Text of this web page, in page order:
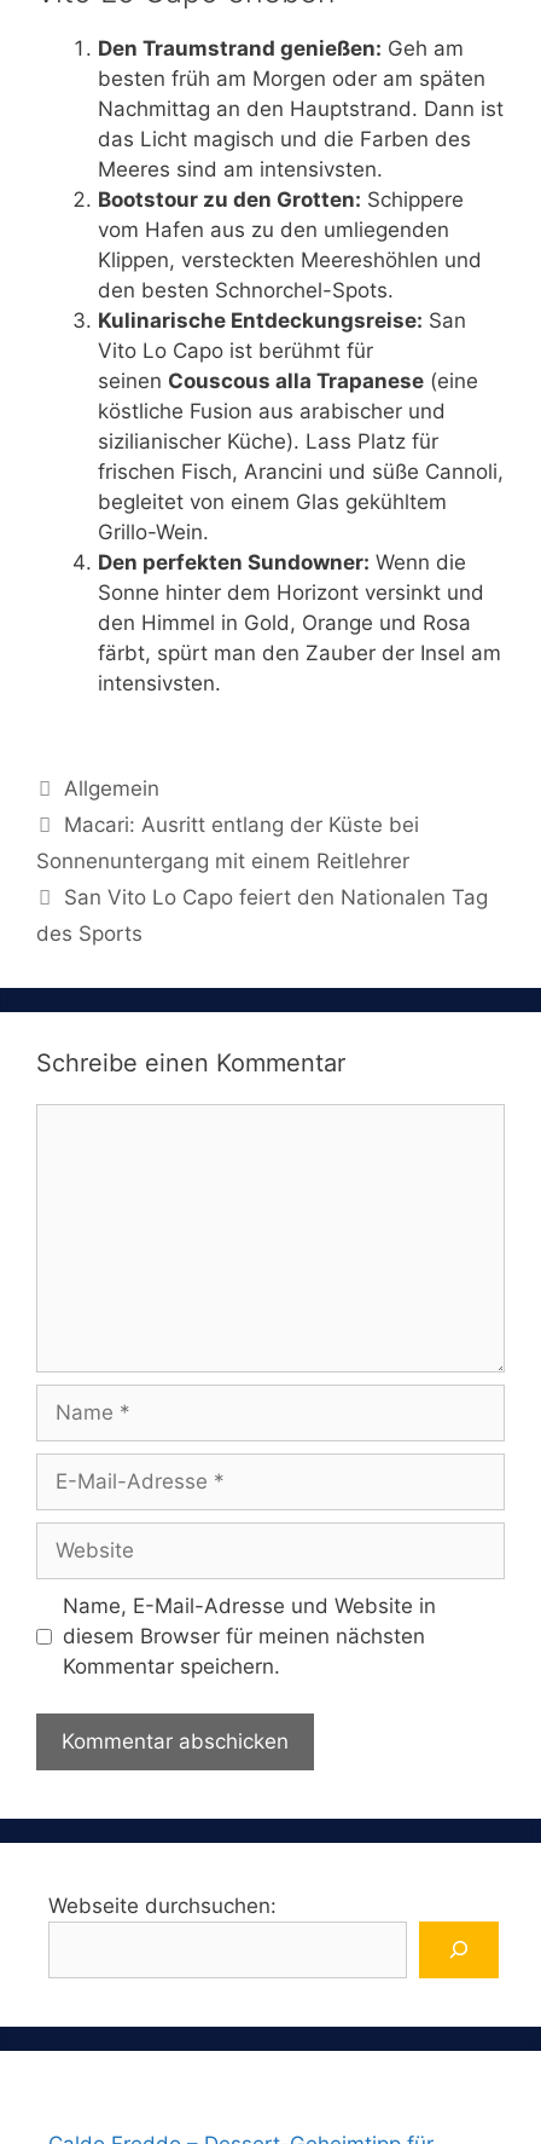
Den Traumstrand genießen: Geh am
besten früh am Morgen oder am späten
Nachmittag an den Hauptstrand. Dann ist
das Licht magisch und die Farben des
Meeres sind am intensivsten.
Bootstour zu den Grotten: Schippere
vom Hafen aus zu den umliegenden
Klippen, versteckten Meereshöhlen und
den besten Schnorchel-Spots.
Kulinarische Entdeckungsreise: San
Vito Lo Capo ist berühmt für
seinen Couscous alla Trapanese (eine
köstliche Fusion aus arabischer und
sizilianischer Küche). Lass Platz für
frischen Fisch, Arancini und süße Cannoli,
begleitet von einem Glas gekühltem
Grillo-Wein.
Den perfekten Sundowner: Wenn die
Sonne hinter dem Horizont versinkt und
den Himmel in Gold, Orange und Rosa
färbt, spürt man den Zauber der Insel am
intensivsten.
Kategorien
Allgemein
Macari: Ausritt entlang der Küste bei
Sonnenuntergang mit einem Reitlehrer
San Vito Lo Capo feiert den Nationalen Tag
des Sports
Schreibe einen Kommentar
Name
Adresse
Website
Name, E-Mail-Adresse und Website in
diesem Browser für meinen nächsten
Kommentar speichern.
Webseite durchsuchen: